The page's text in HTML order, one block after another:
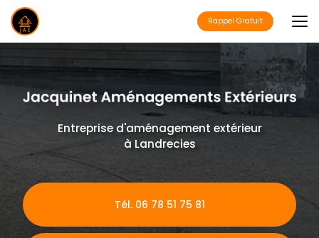
Aller
au
contenu
principal
Rappel Gratuit
Entreprise d'aménagement extérieur
à Landrecies
Tél. 06 78 51 75 81